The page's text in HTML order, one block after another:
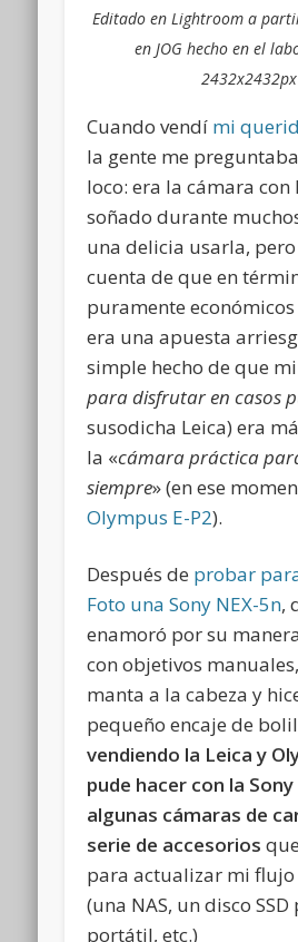
Editado en Lightroom a
en JOG hecho en el
2432x2432px
Cuando vendí mi
la gente me
loco: era la cámara
soñado durante
una delicia usarla,
cuenta de que en
puramente
era una apuesta
simple hecho de que
para disfrutar en casos
susodicha Leica) era
la «cámara práctica
siempre» (en ese
Olympus E-P2).
Después de probar
Foto una Sony NEX-5n,
enamoró por su
con objetivos
manta a la cabeza y
pequeño encaje de
vendiendo la Leica y
pude hacer con la Sony
algunas cámaras de
serie de accesorios
para actualizar mi
(una NAS, un disco SSD
portátil, etc.)